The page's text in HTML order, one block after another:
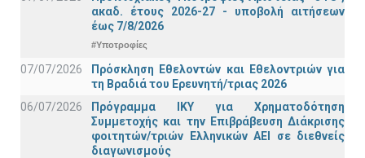
ακαδ. έτους 2026-27 - υποβολή αιτήσεων
έως 7/8/2026
#Υποτροφίες
07/07/2026
Πρόσκληση Εθελοντών και Εθελοντριών για
τη Βραδιά του Ερευνητή/τριας 2026
06/07/2026
Πρόγραμμα ΙΚΥ για Χρηματοδότηση
Συμμετοχής και την Επιβράβευση Διάκρισης
φοιτητών/τριών Ελληνικών ΑΕΙ σε διεθνείς
διαγωνισμούς